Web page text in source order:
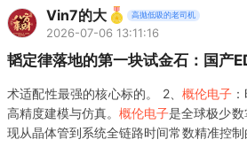
Vin7的大 高抛低吸的老司机
2026-07-06 13:11:16
韬定律落地的第一块试金石：国产
术适配性最强的核心标的。 2、 概伦电子
高精度建模与仿真。 概伦电子是全球极少
现从晶体管到系统全链路时间常数精准控